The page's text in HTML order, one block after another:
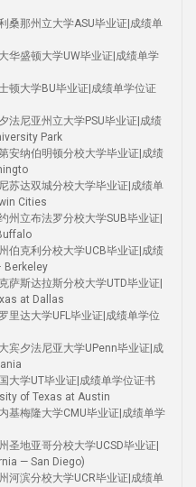
桑那州立大学ASU毕业证|成绩单
华盛顿大学UW毕业证|成绩单学
顿大学BU毕业证|成绩单学位证
法尼亚州立大学PSU毕业证|成绩
Park
安纳伯明顿分校大学毕业证|成绩
苏达双城分校大学毕业证|成绩单
Cities
州立布法罗分校大学SUB毕业证|
伯克利分校大学UCB毕业证|成绩
Berkeley
萨斯达拉斯分校大学UTD毕业证|
at Dallas
里达大学UFL毕业证|成绩单学位
宾夕法尼亚大学UPenn毕业证|成
大学UT毕业证|成绩单学位证书
of Texas at Austin
基梅隆大学CMU毕业证|成绩单学
地亚哥分校大学UCSD毕业证|
— San Diego)
河滨分校大学UCR毕业证|成绩单